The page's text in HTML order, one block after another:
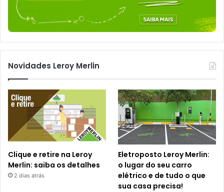
Novidades Leroy Merlin
Clique e retire na Leroy
Merlin: saiba os detalhes
2 dias atrás
Eletroposto Leroy Merlin:
o lugar do seu carro
elétrico e de tudo o que
sua casa precisa!